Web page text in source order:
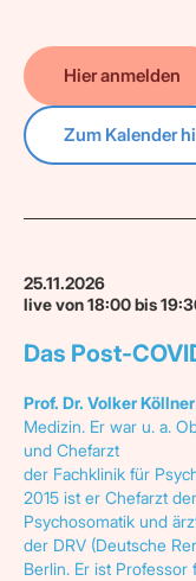
Hier anmelden
Zum Kalender
25.11.2026
live von 18:00 bis
Das Post-
Prof. Dr. Volker Köllner
Medizin. Er war u. a.
und Chefarzt
der Fachklinik für
2015 ist er Chefarzt
Psychosomatik und
der DRV (Deutsche
Berlin. Er ist